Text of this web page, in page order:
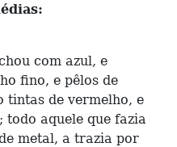
com azul, e
fino, e pêlos de
tintas de vermelho, e
todo aquele que fazia
metal, a trazia por